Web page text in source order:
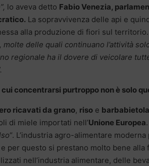
lo aveva detto Fabio Venezia,
La sopravvivenza delle api e
alla produzione di fiori sul territorio.
delle quali continuano l’attività
regionale ha il dovere di veicolare
concentrarsi purtroppo non è solo
ricavati da grano, riso e barbabietola
di miele importati nell’Unione Europea
“. L’industria agro-alimentare
per questo si prestano molto bene
nell’industria alimentare, delle